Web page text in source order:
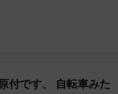
付です、 自転車みた